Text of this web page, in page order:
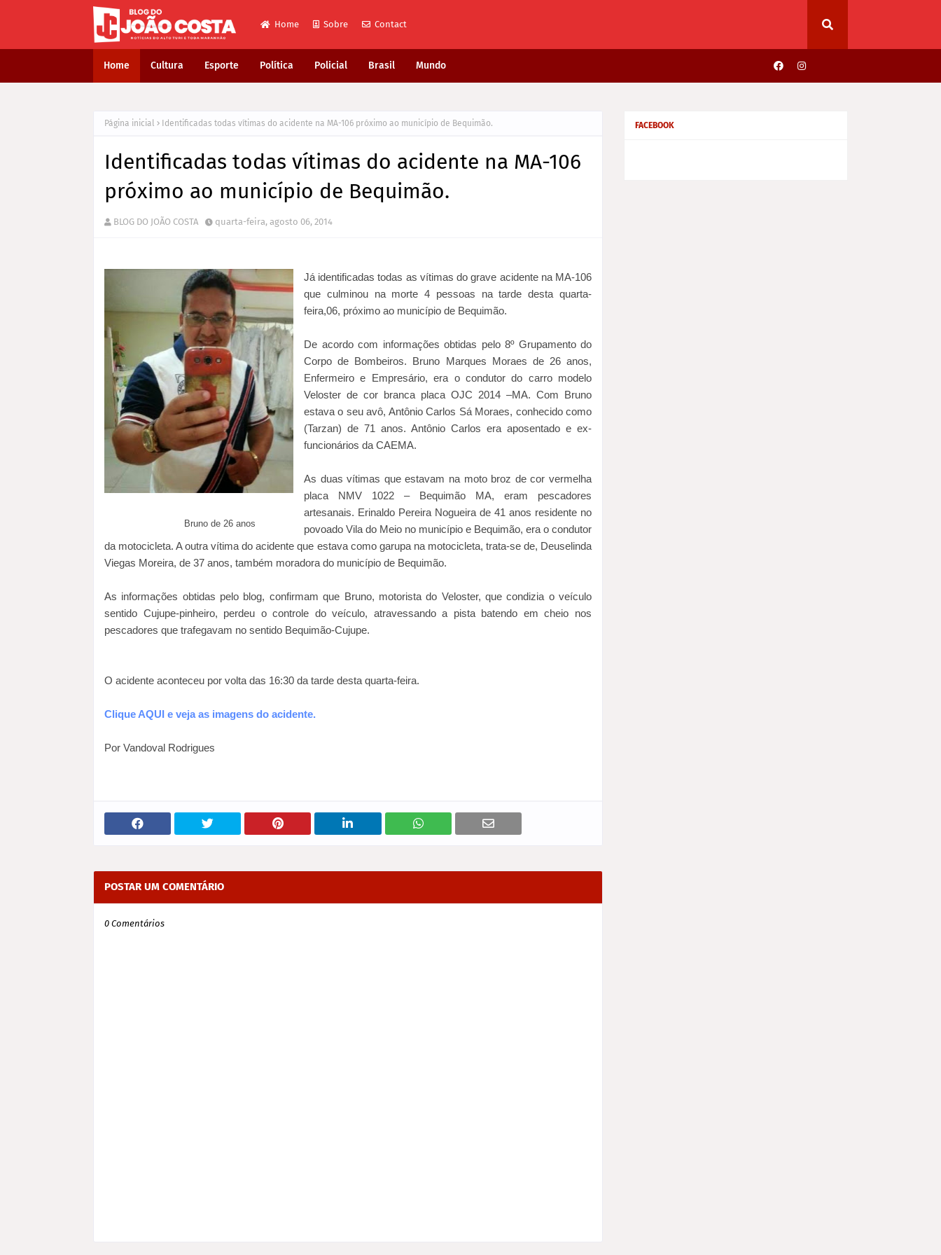
Home Sobre Contact
Home Cultura Esporte Política Policial Brasil Mundo
Página inicial Identificadas todas vítimas do acidente na MA-106 próximo ao município de Bequimão.
Identificadas todas vítimas do acidente na MA-106
próximo ao município de Bequimão.
BLOG DO JOÃO COSTA quarta-feira, agosto 06, 2014
Bruno de 26 anos
Já identificadas todas as vítimas do grave acidente na MA-106
que culminou na morte 4 pessoas na tarde desta quarta-
feira,06, próximo ao município de Bequimão.
De acordo com informações obtidas pelo 8º Grupamento do
Corpo de Bombeiros. Bruno Marques Moraes de 26 anos,
Enfermeiro e Empresário, era o condutor do carro modelo
Veloster de cor branca placa OJC 2014 –MA. Com Bruno
estava o seu avô, Antônio Carlos Sá Moraes, conhecido como
(Tarzan) de 71 anos. Antônio Carlos era aposentado e ex-
funcionários da CAEMA.
As duas vítimas que estavam na moto broz de cor vermelha
placa NMV 1022 – Bequimão MA, eram pescadores
artesanais. Erinaldo Pereira Nogueira de 41 anos residente no
povoado Vila do Meio no município e Bequimão, era o condutor
da motocicleta. A outra vítima do acidente que estava como garupa na motocicleta, trata-se de, Deuselinda
Viegas Moreira, de 37 anos, também moradora do município de Bequimão.
As informações obtidas pelo blog, confirmam que Bruno, motorista do Veloster, que condizia o veículo
sentido Cujupe-pinheiro, perdeu o controle do veículo, atravessando a pista batendo em cheio nos
pescadores que trafegavam no sentido Bequimão-Cujupe.
O acidente aconteceu por volta das 16:30 da tarde desta quarta-feira.
Clique AQUI e veja as imagens do acidente.
Por Vandoval Rodrigues
POSTAR UM COMENTÁRIO
0 Comentários
FACEBOOK